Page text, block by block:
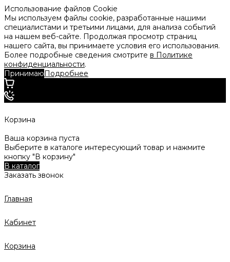
Использование файлов Cookie
Мы используем файлы cookie, разработанные нашими
специалистами и третьими лицами, для анализа событий
на нашем веб-сайте. Продолжая просмотр страниц
нашего сайта, вы принимаете условия его использования.
Более подробные сведения смотрите в Политике
конфиденциальности.
ПринимаюПодробнее
Корзина
Ваша корзина пуста
Выберите в каталоге интересующий товар и нажмите
кнопку "В корзину"
В каталог
Заказать звонок
Главная
Кабинет
Корзина